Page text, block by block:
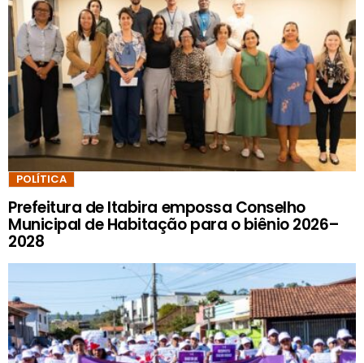
POLÍTICA
Prefeitura de Itabira empossa Conselho
Municipal de Habitação para o biênio 2026–
2028